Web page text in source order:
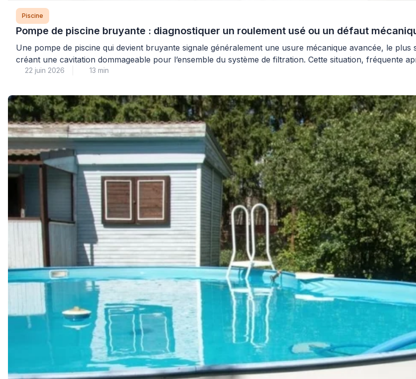
Piscine
Pompe de piscine bruyante : diagnostiquer un roulement usé ou un défaut
Une pompe de piscine qui devient bruyante signale généralement une usure mécanique avancée, le
créant une cavitation dommageable pour l’ensemble du système de filtration. Cette situation, fréquente
rapide pour éviter une détérioration complète du moteur et préserver la […]
22 juin 2026 13 min